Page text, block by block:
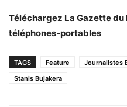
Téléchargez La Gazette du
téléphones-portables
TAGS Feature Journalistes
Stanis Bujakera